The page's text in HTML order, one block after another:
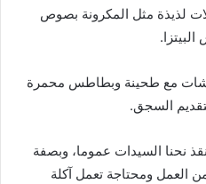
لذيذة مثل المكرونة بصوص
مع طحينة وبطاطس محمرة
السجق.
نحنا السيدات عموما، وبصفة
العمل ومحتاجة تعمل آكلة